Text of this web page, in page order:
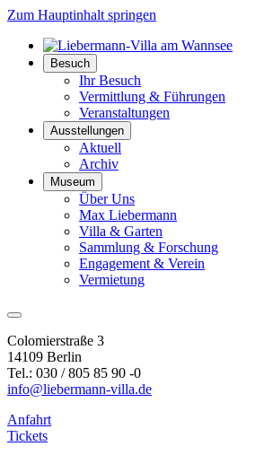
Zum Hauptinhalt springen
Besuch
Ihr Besuch
Vermittlung & Führungen
Veranstaltungen
Ausstellungen
Aktuell
Archiv
Museum
Über Uns
Max Liebermann
Villa & Garten
Sammlung & Forschung
Engagement & Verein
Vermietung
Colomierstraße 3
14109 Berlin
Tel.: 030 / 805 85 90 -0
info@liebermann-villa.de
Anfahrt
Tickets